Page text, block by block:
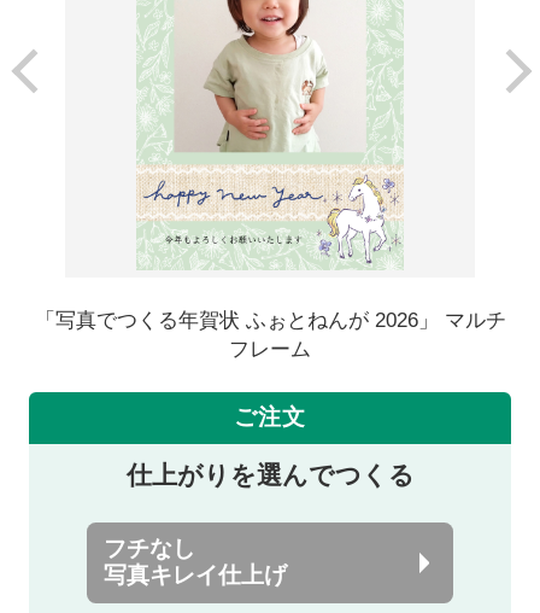
「写真でつくる年賀状 ふぉとねんが 2026」 マルチ
フレーム
ご注文
仕上がりを選んでつくる
フチなし
写真キレイ仕上げ